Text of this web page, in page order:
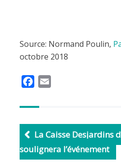
Source: Normand Poulin,
octobre 2018
c
b
o
o
l
La Caisse Desjardins
soulignera l’événement